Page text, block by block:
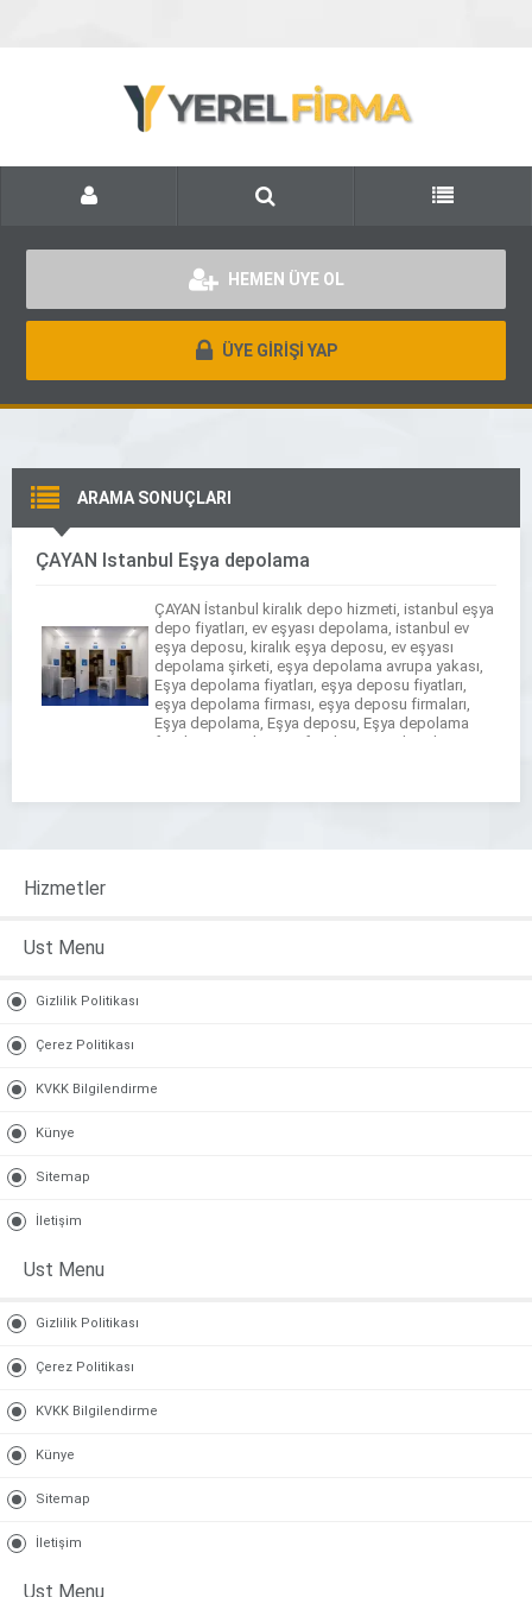
HEMEN ÜYE OL
ÜYE GİRİŞİ YAP
ARAMA SONUÇLARI
ÇAYAN İstanbul Eşya depolama
ÇAYAN İstanbul kiralık depo hizmeti, istanbul eşya
depo fiyatları, ev eşyası depolama, istanbul ev
eşya deposu, kiralık eşya deposu, ev eşyası
depolama şirketi, eşya depolama avrupa yakası,
Eşya depolama fiyatları, eşya deposu fiyatları,
eşya depolama firması, eşya deposu firmaları,
Eşya depolama, Eşya deposu, Eşya depolama
fiyatları, eşya deposu fiyatları, eşya depolama
Hizmetler
Ust Menu
Gizlilik Politikası
Çerez Politikası
KVKK Bilgilendirme
Künye
Sitemap
İletişim
Ust Menu
Gizlilik Politikası
Çerez Politikası
KVKK Bilgilendirme
Künye
Sitemap
İletişim
Ust Menu